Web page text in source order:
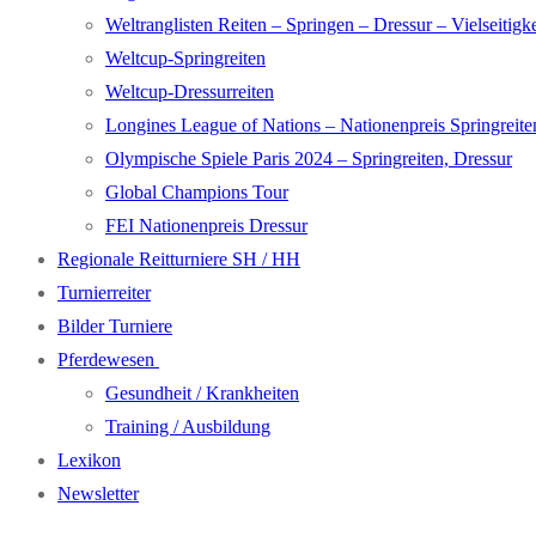
Weltranglisten Reiten – Springen – Dressur –
Weltcup-Springreiten
Weltcup-Dressurreiten
Longines League of Nations – Nationenpreis
Olympische Spiele Paris 2024 – Springreiten, Dressur
Global Champions Tour
FEI Nationenpreis Dressur
Regionale Reitturniere SH / HH
Turnierreiter
Bilder Turniere
Pferdewesen
Gesundheit / Krankheiten
Training / Ausbildung
Lexikon
Newsletter